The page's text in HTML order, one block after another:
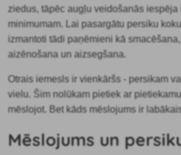
ziedus, tāpēc augļu veidošanās
minimumam. Lai pasargātu persiku
izmantoti tādi paņēmieni kā
aizēnošana un aizsegšana.
Otrais iemesls ir vienkāršs - persikam
vielu. Šim nolūkam pietiek ar
mēslojot. Bet kāds mēslojums ir
Mēslojums un